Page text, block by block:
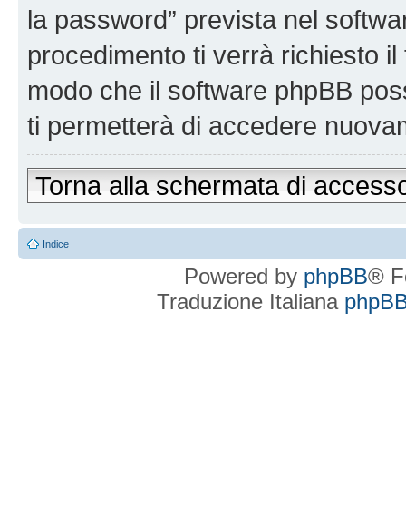
la password” prevista nel
procedimento ti verrà richiesto
modo che il software phpBB
ti permetterà di accedere
Torna alla schermata di
Indice
Powered by phpBB®
Traduzione Italiana